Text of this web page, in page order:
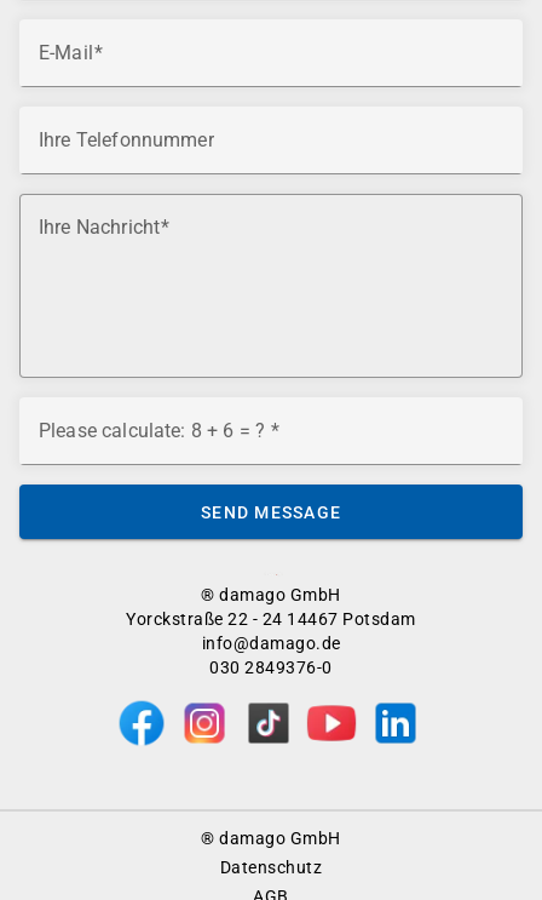
® damago GmbH
Yorckstraße 22 - 24 14467 Potsdam
info@damago.de
030 2849376-0
E-Mail
Ihre Telefonnummer
Ihre Nachricht
Please calculate: 8 + 6 = ?
SEND MESSAGE
® damago GmbH
Datenschutz